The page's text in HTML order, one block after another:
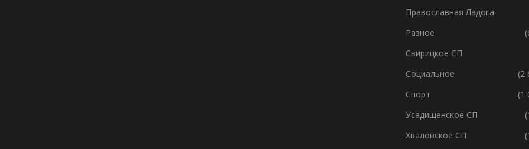
Православная Ладога
Разное
Свирицкое СП
Социальное
(2
Спорт
(1
Усадищенское СП
Хваловское СП